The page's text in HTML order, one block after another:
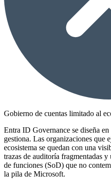
Gobierno de cuentas limitado al
Entra ID Governance se diseña
gestiona. Las organizaciones que
ecosistema se quedan con una
trazas de auditoría fragmentadas
de funciones (SoD) que no
la pila de Microsoft.